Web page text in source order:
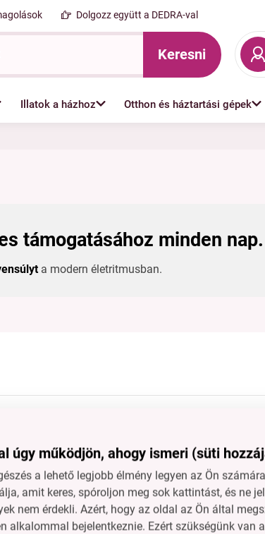
Dolgozz együtt a DEDRA-val
Keresni
Illatok a házhoz Otthon és háztartási gépek
támogatásához minden nap.
a modern életritmusban.
immunitás | 1000
tabletta x 250 mg | 250 g
18 PE
Ár neked
8 890 Ft
A kosárba
Raktáron
úgy működjön, ahogy ismeri (süti
a lehető legjobb élmény legyen az Ön
amit keres, spóroljon meg sok kattintást, és ne
nem érdekli. Azért, hogy az oldal az Ön által
alkalommal bejelentkeznie. Ezért szükségünk van